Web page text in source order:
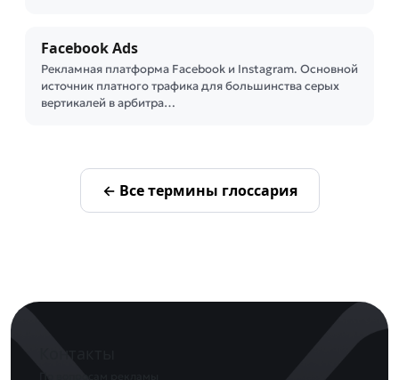
Facebook Ads
Рекламная платформа Facebook и Instagram. Основной
источник платного трафика для большинства серых
вертикалей в арбитра…
← Все термины глоссария